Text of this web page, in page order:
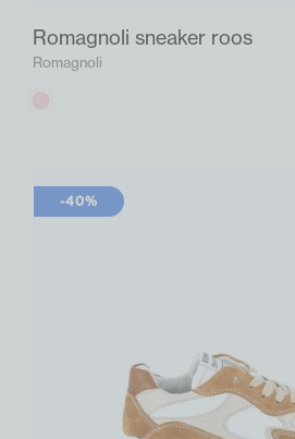
Romagnoli sneaker roos
Romagnoli
-40%